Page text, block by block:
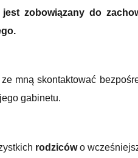
zobowiązany do
mną skontaktować
gabinetu.
rodzicówo